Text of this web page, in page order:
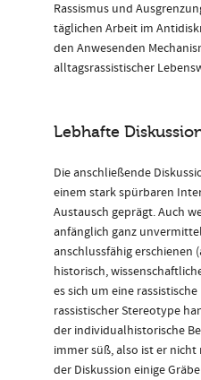
Rassismus und
täglichen Arbeit im
den Anwesenden
alltagsrassistischer
Lebhafte
Die anschließende
einem stark spürbaren
Austausch geprägt. Auch
anfänglich ganz
anschlussfähig erschienen
historisch,
es sich um eine
rassistischer Stereotype
der individualhistorische
immer süß, also ist er
der Diskussion einige